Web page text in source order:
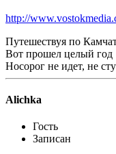
http://
Путешествуя по
Вот прошел целый год
Носорог не идет, не
Alichka
Гость
Записан